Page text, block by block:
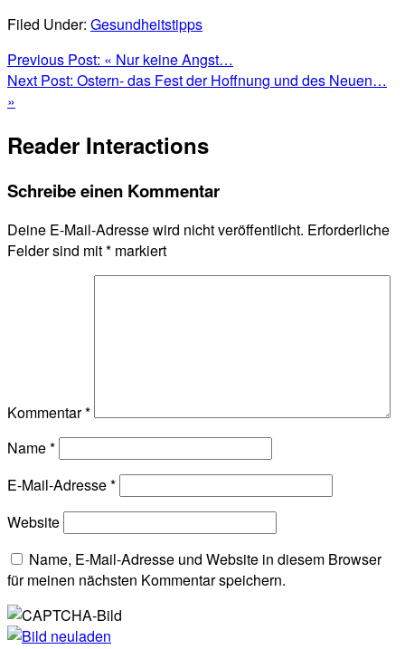
Filed Under: Gesundheitstipps
Previous Post: « Nur keine Angst…
Next Post: Ostern- das Fest der Hoffnung und des Neuen…
»
Reader Interactions
Schreibe einen Kommentar
Deine E-Mail-Adresse wird nicht veröffentlicht. Erforderliche
Felder sind mit* markiert
Kommentar*
Name*
E-Mail-Adresse*
Website
Name, E-Mail-Adresse und Website in diesem Browser
für meinen nächsten Kommentar speichern.